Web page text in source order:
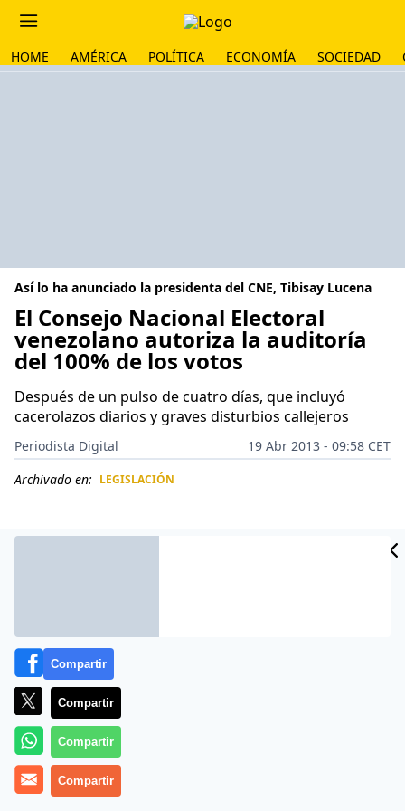
HOME AMÉRICA POLÍTICA ECONOMÍA SOCIEDAD
Así lo ha anunciado la presidenta del CNE, Tibisay Lucena
El Consejo Nacional Electoral
venezolano autoriza la auditoría
del 100% de los votos
Después de un pulso de cuatro días, que incluyó
cacerolazos diarios y graves disturbios callejeros
Periodista Digital
19 Abr 2013 - 09:58 CET
Archivado en: LEGISLACIÓN
Más información
Compartir
Compartir
Compartir
Compartir